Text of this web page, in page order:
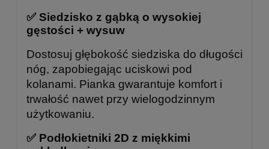
✅ Siedzisko z gąbką o wysokiej
gęstości + wysuw
Dostosuj głębokość siedziska do długości
nóg, zapobiegając uciskowi pod
kolanami. Pianka gwarantuje komfort i
trwałość nawet przy wielogodzinnym
użytkowaniu.
✅ Podłokietniki 2D z miękkimi